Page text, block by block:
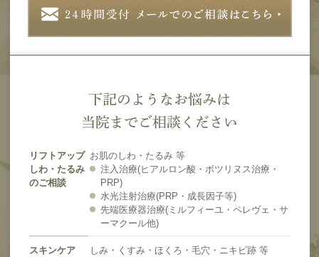
下記のようなお悩みは
当院までご相談ください
リフトアップ
しわ・たるみ
のご相談
お肌のしわ・たるみ 等
注入治療(ヒアルロン酸・ボツリヌス治療・
PRP)
水光注射治療(PRP・成長因子等)
先端医療器治療(ミルフィーユ・ペレヴェ・サ
ーマクール他)
スキンケア
しみ・くすみ・ほくろ・毛穴・ニキビ跡 等